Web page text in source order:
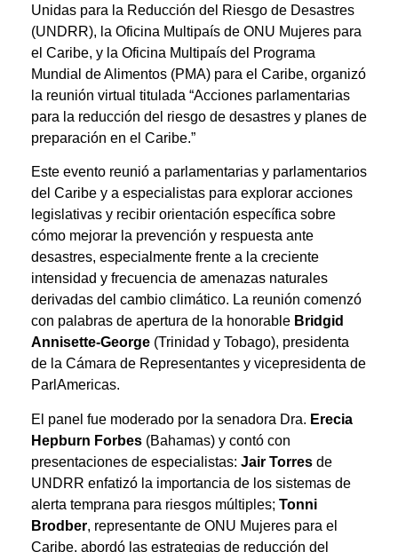
Unidas para la Reducción del Riesgo de Desastres
(UNDRR), la Oficina Multipaís de ONU Mujeres para
el Caribe, y la Oficina Multipaís del Programa
Mundial de Alimentos (PMA) para el Caribe, organizó
la reunión virtual titulada “Acciones parlamentarias
para la reducción del riesgo de desastres y planes de
preparación en el Caribe.”
Este evento reunió a parlamentarias y parlamentarios
del Caribe y a especialistas para explorar acciones
legislativas y recibir orientación específica sobre
cómo mejorar la prevención y respuesta ante
desastres, especialmente frente a la creciente
intensidad y frecuencia de amenazas naturales
derivadas del cambio climático. La reunión comenzó
con palabras de apertura de la honorable Bridgid
Annisette-George (Trinidad y Tobago), presidenta
de la Cámara de Representantes y vicepresidenta de
ParlAmericas.
El panel fue moderado por la senadora Dra. Erecia
Hepburn Forbes (Bahamas) y contó con
presentaciones de especialistas: Jair Torres de
UNDRR enfatizó la importancia de los sistemas de
alerta temprana para riesgos múltiples; Tonni
Brodber, representante de ONU Mujeres para el
Caribe, abordó las estrategias de reducción del